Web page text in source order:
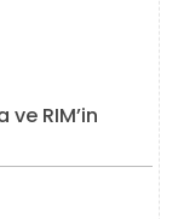
RIM’in